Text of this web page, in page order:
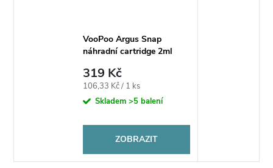
VooPoo Argus Snap
náhradní cartridge 2ml
319 Kč
Měrná
cena:
106,33 Kč / 1 ks
Skladem >5 balení
ZOBRAZIT